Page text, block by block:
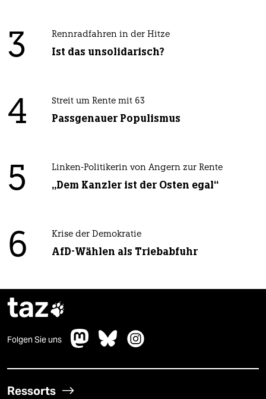
3 Rennradfahren in der Hitze
Ist das unsolidarisch?
4 Streit um Rente mit 63
Passgenauer Populismus
5 Linken-Politikerin von Angern zur Rente
„Dem Kanzler ist der Osten egal“
6 Krise der Demokratie
AfD-Wählen als Triebabfuhr
taz
Folgen Sie uns
Ressorts